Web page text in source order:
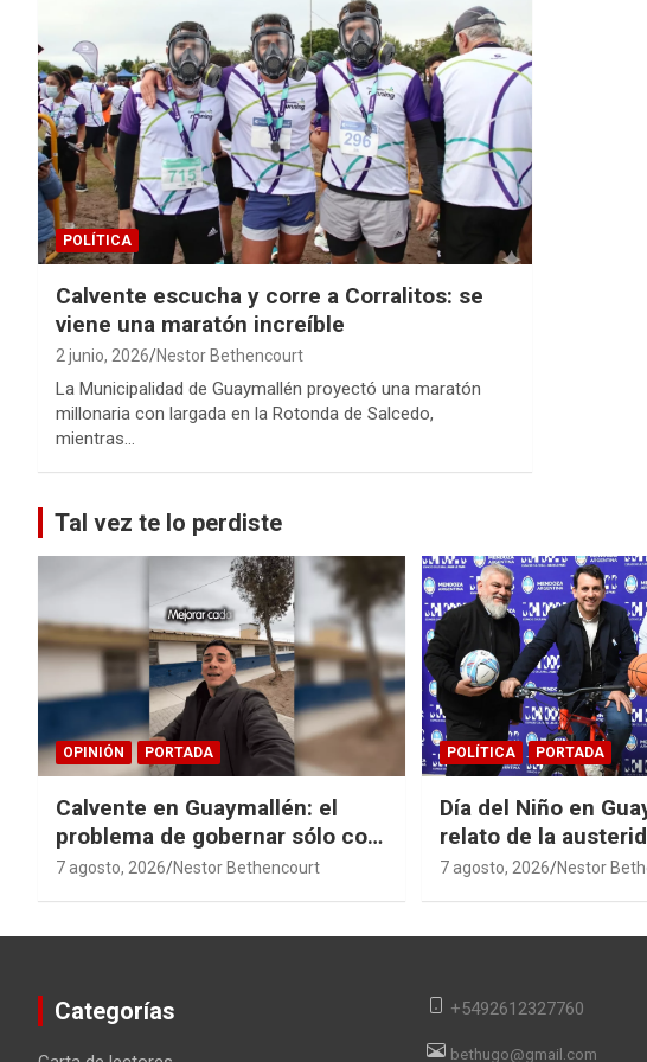
POLÍTICA
Calvente escucha y corre a Corralitos: se
viene una maratón increíble
2 junio, 2026 Nestor Bethencourt
La Municipalidad de Guaymallén proyectó una maratón
millonaria con largada en la Rotonda de Salcedo,
mientras…
Tal vez te lo perdiste
OPINIÓN PORTADA
Calvente en Guaymallén: el
problema de gobernar sólo con
buenas noticias
7 agosto, 2026 Nestor Bethencourt
POLÍTICA PORTADA
Día del Niño en
relato de la
derroche de $74
7 agosto, 2026 Nestor
Categorías +5492612327760
bethugo@gmail.com